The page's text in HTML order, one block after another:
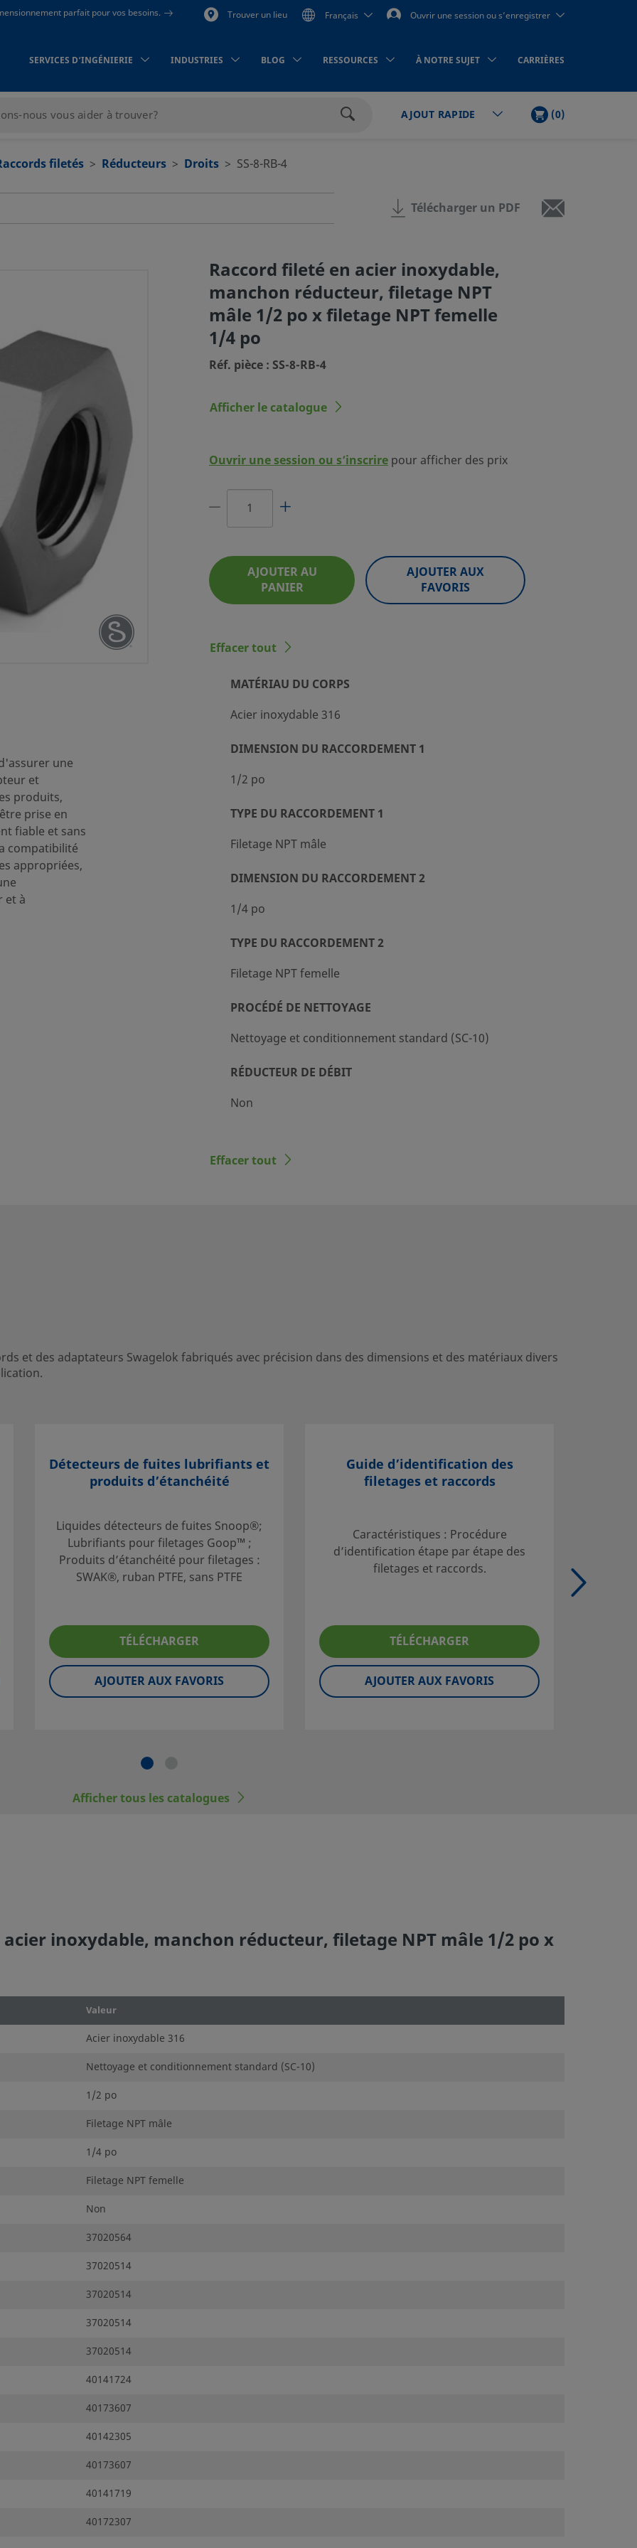
parfait pour vos besoins. Trouver un lieu Français Ouvrir une session ou s’enregistrer
SERVICES D’INGÉNIERIE INDUSTRIES BLOG RESSOURCES À NOTRE SUJET CARRIÈRES
AJOUT RAPIDE PANIER
(0)ARTICLES
filetés Réducteurs Droits SS-8-RB-4
NPT
1/4 PO
PIÈCE : SS-8-RB-4
divers qui leur
sélection
du
et
Télécharger un PDF
une
et
produits,
prise en
fiable et sans
compatibilité
appropriées,
et à
Raccord fileté en acier inoxydable,
manchon réducteur, filetage NPT
mâle 1/2 po x filetage NPT femelle
1/4 po
Réf. pièce : SS-8-RB-4
Afficher le catalogue
Ouvrir une session ou s’inscrire pour afficher des prix
AJOUTER AU
PANIER
AJOUTER AUX
FAVORIS
Effacer tout
Acier inoxydable 316
MATÉRIAU DU CORPS
1/2 po
DIMENSION DU RACCORDEMENT 1
Filetage NPT mâle
TYPE DU RACCORDEMENT 1
1/4 po
DIMENSION DU RACCORDEMENT 2
Filetage NPT femelle
TYPE DU RACCORDEMENT 2
Nettoyage et conditionnement standard (SC-10)
PROCÉDÉ DE NETTOYAGE
Non
RÉDUCTEUR DE DÉBIT
Effacer tout
et des adaptateurs Swagelok fabriqués avec précision dans des dimensions et des matériaux divers
Détecteurs de fuites lubrifiants et
produits d’étanchéité
Liquides détecteurs de fuites Snoop®;
Lubrifiants pour filetages Goop™ ;
Produits d’étanchéité pour filetages :
SWAK®, ruban PTFE, sans PTFE
TÉLÉCHARGER
AJOUTER AUX FAVORIS
Guide d’identification des
filetages et raccords
Caractéristiques : Procédure
d’identification étape par étape des
filetages et raccords.
TÉLÉCHARGER
AJOUTER AUX FAVORIS
Afficher tous les catalogues
acier inoxydable, manchon réducteur, filetage NPT mâle 1/2 po x
Valeur
Acier inoxydable 316
Nettoyage et conditionnement standard (SC-10)
1/2 po
Filetage NPT mâle
1/4 po
Filetage NPT femelle
Non
37020564
37020514
37020514
37020514
37020514
40141724
40173607
40142305
40173607
40141719
40172307